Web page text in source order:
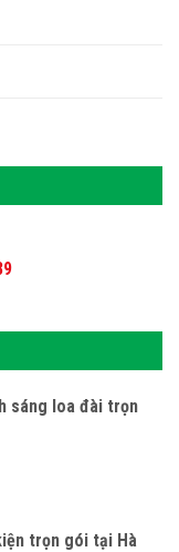
sáng loa đài trọn
trọn gói tại Hà